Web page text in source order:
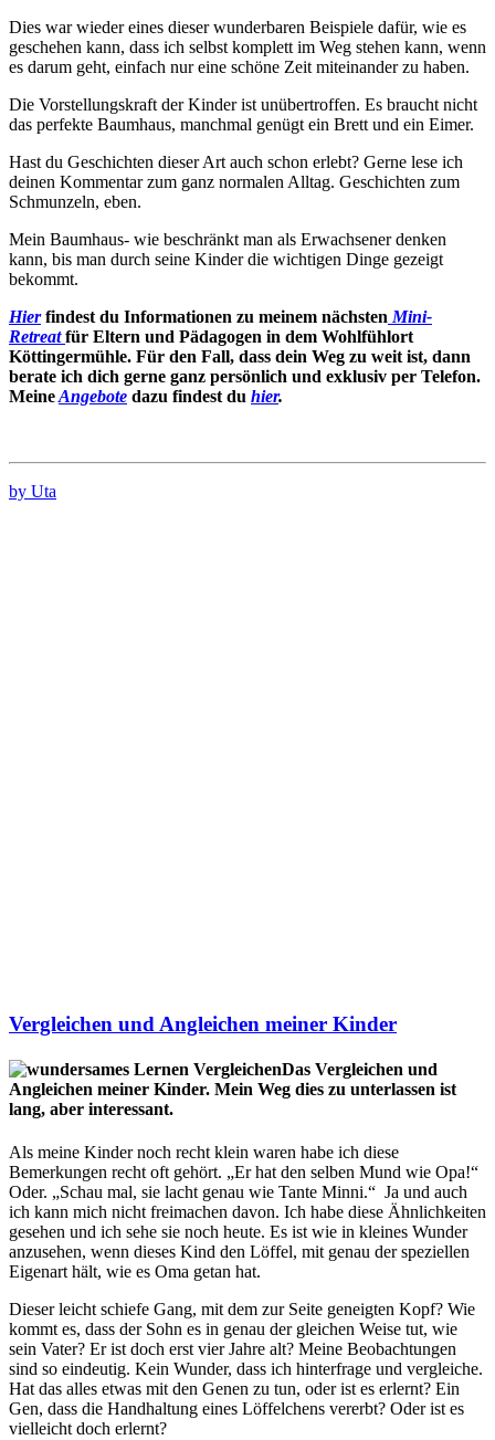
Dies war wieder eines dieser wunderbaren Beispiele dafür, wie es
geschehen kann, dass ich selbst komplett im Weg stehen kann, wenn
es darum geht, einfach nur eine schöne Zeit miteinander zu haben.
Die Vorstellungskraft der Kinder ist unübertroffen. Es braucht nicht
das perfekte Baumhaus, manchmal genügt ein Brett und ein Eimer.
Hast du Geschichten dieser Art auch schon erlebt? Gerne lese ich
deinen Kommentar zum ganz normalen Alltag. Geschichten zum
Schmunzeln, eben.
Mein Baumhaus- wie beschränkt man als Erwachsener denken
kann, bis man durch seine Kinder die wichtigen Dinge gezeigt
bekommt.
Hier findest du Informationen zu meinem nächsten Mini-
Retreat für Eltern und Pädagogen in dem Wohlfühlort
Köttingermühle. Für den Fall, dass dein Weg zu weit ist, dann
berate ich dich gerne ganz persönlich und exklusiv per Telefon.
MeineAngebote dazu findest du hier.
by Uta
Vergleichen und Angleichen meiner Kinder
Das Vergleichen und
Angleichen meiner Kinder. Mein Weg dies zu unterlassen ist
lang, aber interessant.
Als meine Kinder noch recht klein waren habe ich diese
Bemerkungen recht oft gehört. „Er hat den selben Mund wie Opa!“
Oder. „Schau mal, sie lacht genau wie Tante Minni.“ Ja und auch
ich kann mich nicht freimachen davon. Ich habe diese Ähnlichkeiten
gesehen und ich sehe sie noch heute. Es ist wie in kleines Wunder
anzusehen, wenn dieses Kind den Löffel, mit genau der speziellen
Eigenart hält, wie es Oma getan hat.
Dieser leicht schiefe Gang, mit dem zur Seite geneigten Kopf? Wie
kommt es, dass der Sohn es in genau der gleichen Weise tut, wie
sein Vater? Er ist doch erst vier Jahre alt? Meine Beobachtungen
sind so eindeutig. Kein Wunder, dass ich hinterfrage und vergleiche.
Hat das alles etwas mit den Genen zu tun, oder ist es erlernt? Ein
Gen, dass die Handhaltung eines Löffelchens vererbt? Oder ist es
vielleicht doch erlernt?